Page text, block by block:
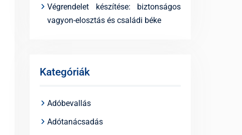
Végrendelet készítése: biztonságos
vagyon-elosztás és családi béke
Kategóriák
Adóbevallás
Adótanácsadás